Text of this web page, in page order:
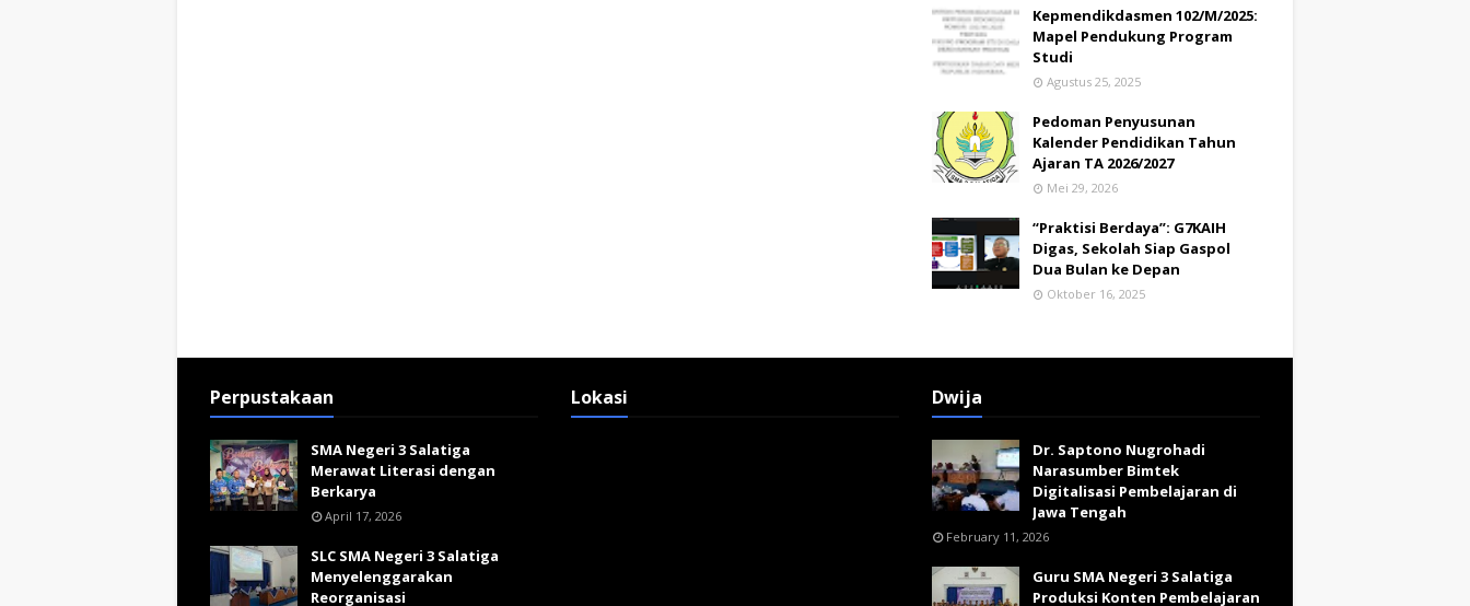
Kepmendikdasmen 102/M/2025:
Mapel Pendukung Program
Studi
Agustus 25, 2025
Pedoman Penyusunan
Kalender Pendidikan Tahun
Ajaran TA 2026/2027
Mei 29, 2026
“Praktisi Berdaya”: G7KAIH
Digas, Sekolah Siap Gaspol
Dua Bulan ke Depan
Oktober 16, 2025
Perpustakaan
SMA Negeri 3 Salatiga
Merawat Literasi dengan
Berkarya
April 17, 2026
SLC SMA Negeri 3 Salatiga
Menyelenggarakan
Reorganisasi
Lokasi Dwija
Dr. Saptono Nugrohadi
Narasumber Bimtek
Digitalisasi Pembelajaran di
Jawa Tengah
February 11, 2026
Guru SMA Negeri 3 Salatiga
Produksi Konten Pembelajaran